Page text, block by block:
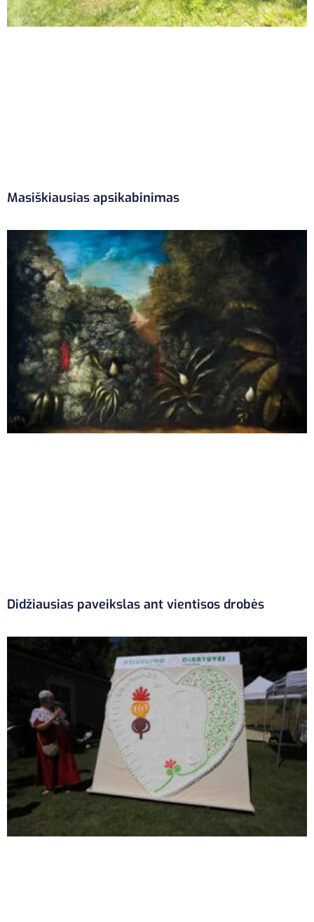
Masiškiausias apsikabinimas
Didžiausias paveikslas ant vientisos drobės